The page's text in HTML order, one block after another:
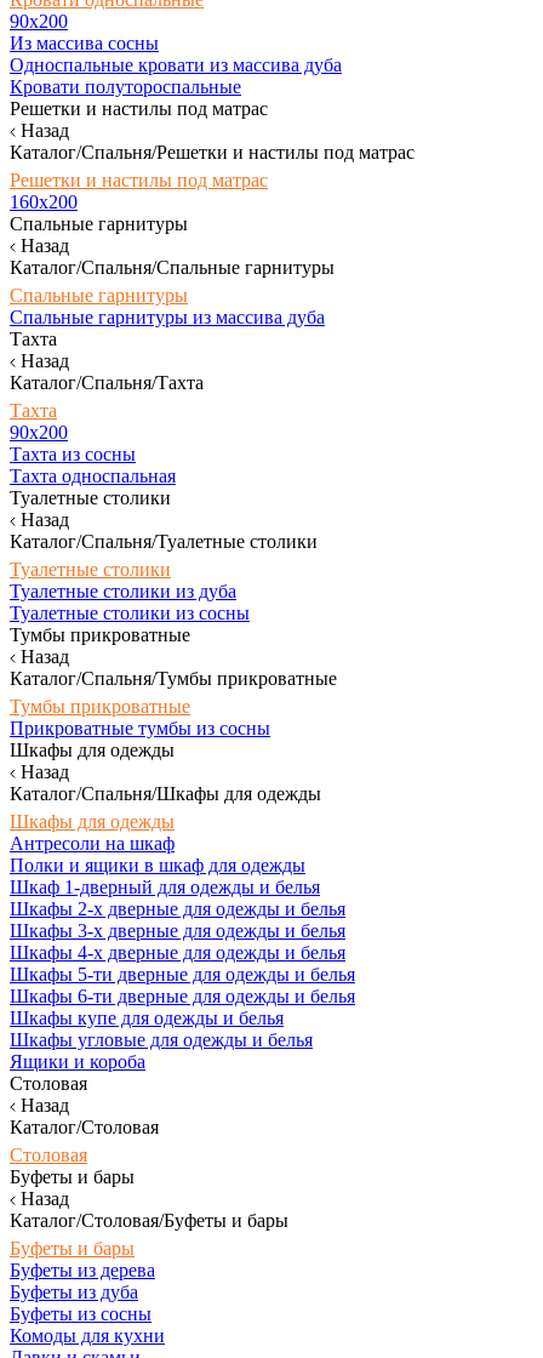
90х200
Из массива сосны
Односпальные кровати из массива дуба
Кровати полутороспальные
Решетки и настилы под матрас
Назад
Каталог/Спальня/Решетки и настилы под матрас
Решетки и настилы под матрас
160х200
Спальные гарнитуры
Назад
Каталог/Спальня/Спальные гарнитуры
Спальные гарнитуры
Спальные гарнитуры из массива дуба
Тахта
Назад
Каталог/Спальня/Тахта
Тахта
90х200
Тахта из сосны
Тахта односпальная
Туалетные столики
Назад
Каталог/Спальня/Туалетные столики
Туалетные столики
Туалетные столики из дуба
Туалетные столики из сосны
Тумбы прикроватные
Назад
Каталог/Спальня/Тумбы прикроватные
Тумбы прикроватные
Прикроватные тумбы из сосны
Шкафы для одежды
Назад
Каталог/Спальня/Шкафы для одежды
Шкафы для одежды
Антресоли на шкаф
Полки и ящики в шкаф для одежды
Шкаф 1-дверный для одежды и белья
Шкафы 2-х дверные для одежды и белья
Шкафы 3-х дверные для одежды и белья
Шкафы 4-х дверные для одежды и белья
Шкафы 5-ти дверные для одежды и белья
Шкафы 6-ти дверные для одежды и белья
Шкафы купе для одежды и белья
Шкафы угловые для одежды и белья
Ящики и короба
Столовая
Назад
Каталог/Столовая
Столовая
Буфеты и бары
Назад
Каталог/Столовая/Буфеты и бары
Буфеты и бары
Буфеты из дерева
Буфеты из дуба
Буфеты из сосны
Комоды для кухни